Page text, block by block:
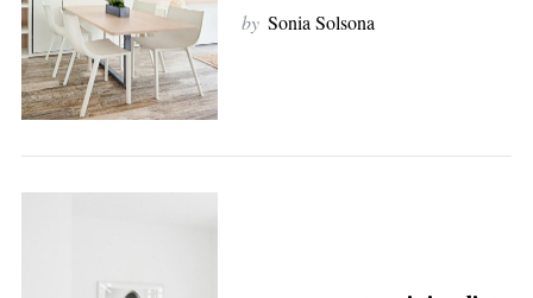
by Sonia Solsona